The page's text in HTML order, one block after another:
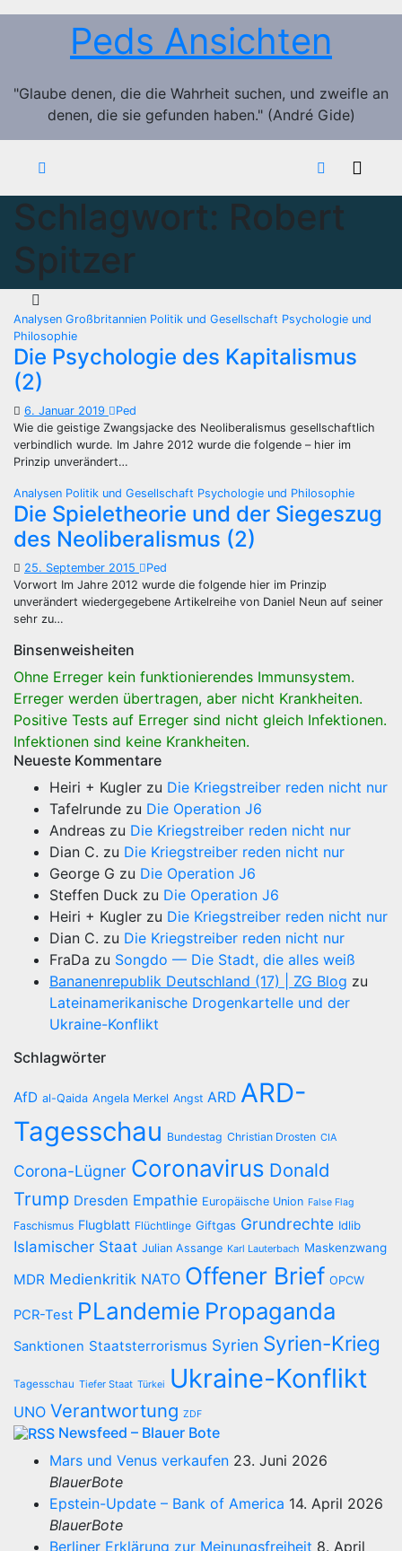
Zum
Peds Ansichten
"Glaube denen, die die Wahrheit suchen, und zweifle an
denen, die sie gefunden haben." (André Gide)
Schlagwort: Robert
Spitzer
Analysen Großbritannien Politik und Gesellschaft Psychologie und
Philosophie
Die Psychologie des Kapitalismus
(2)
6. Januar 2019
Ped
Wie die geistige Zwangsjacke des Neoliberalismus gesellschaftlich
verbindlich wurde. Im Jahre 2012 wurde die folgende – hier im
Prinzip unverändert…
Analysen Politik und Gesellschaft Psychologie und Philosophie
Die Spieletheorie und der Siegeszug
des Neoliberalismus (2)
25. September 2015
Ped
Vorwort Im Jahre 2012 wurde die folgende hier im Prinzip
unverändert wiedergegebene Artikelreihe von Daniel Neun auf seiner
sehr zu…
Binsenweisheiten
Ohne Erreger kein funktionierendes Immunsystem.
Erreger werden übertragen, aber nicht Krankheiten.
Positive Tests auf Erreger sind nicht gleich Infektionen.
Infektionen sind keine Krankheiten.
Neueste Kommentare
Heiri + Kugler zu Die Kriegstreiber reden nicht nur
Tafelrunde zu Die Operation J6
Andreas zu Die Kriegstreiber reden nicht nur
Dian C. zu Die Kriegstreiber reden nicht nur
George G zu Die Operation J6
Steffen Duck zu Die Operation J6
Heiri + Kugler zu Die Kriegstreiber reden nicht nur
Dian C. zu Die Kriegstreiber reden nicht nur
FraDa zu Songdo — Die Stadt, die alles weiß
Bananenrepublik Deutschland (17) | ZG Blog zu
Lateinamerikanische Drogenkartelle und der
Ukraine-Konflikt
Schlagwörter
AfD al-Qaida Angela Merkel Angst ARD ARD-
Tagesschau Bundestag Christian Drosten CIA
Corona-Lügner Coronavirus Donald
Trump Dresden Empathie Europäische Union False Flag
Faschismus Flugblatt Flüchtlinge Giftgas Grundrechte Idlib
Islamischer Staat Julian Assange Karl Lauterbach Maskenzwang
MDR Medienkritik NATO Offener Brief OPCW
PCR-Test PLandemie Propaganda
Sanktionen Staatsterrorismus Syrien Syrien-Krieg
Tagesschau Tiefer Staat Türkei Ukraine-Konflikt
UNO Verantwortung ZDF
Newsfeed – Blauer Bote
Mars und Venus verkaufen 23. Juni 2026
BlauerBote
Epstein-Update – Bank of America 14. April 2026
BlauerBote
Berliner Erklärung zur Meinungsfreiheit 8. April